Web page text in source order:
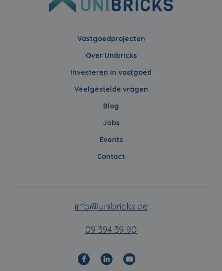
Vastgoedprojecten
Over Unibricks
Investeren in vastgoed
Veelgestelde vragen
Blog
Jobs
Events
Contact
info@unibricks.be
09 394 39 90